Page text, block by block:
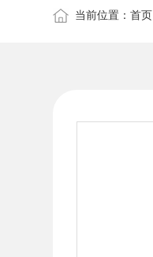
当前位置：首页